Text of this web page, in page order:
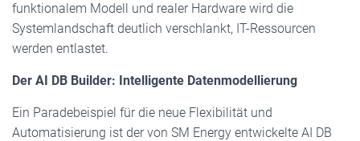
funktionalem Modell und realer Hardware wird die
Systemlandschaft deutlich verschlankt, IT-Ressourcen
werden entlastet.
Der AI DB Builder: Intelligente Datenmodellierung
Ein Paradebeispiel für die neue Flexibilität und
Automatisierung ist der von SM Energy entwickelte AI DB